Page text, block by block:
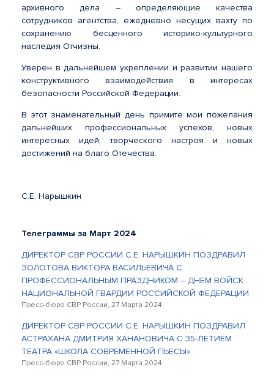
архивного дела – определяющие качества
сотрудников агентства, ежедневно несущих вахту по
сохранению бесценного историко-культурного
наследия Отчизны.
Уверен в дальнейшем укреплении и развитии нашего
конструктивного взаимодействия в интересах
безопасности Российской Федерации.
В этот знаменательный день примите мои пожелания
дальнейших профессиональных успехов, новых
интересных идей, творческого настроя и новых
достижений на благо Отечества.
С.Е. Нарышкин
Телеграммы за Март 2024
ДИРЕКТОР СВР РОССИИ С.Е. НАРЫШКИН ПОЗДРАВИЛ
ЗОЛОТОВА ВИКТОРА ВАСИЛЬЕВИЧА С
ПРОФЕССИОНАЛЬНЫМ ПРАЗДНИКОМ – ДНЕМ ВОЙСК
НАЦИОНАЛЬНОЙ ГВАРДИИ РОССИЙСКОЙ ФЕДЕРАЦИИ
Пресс-бюро СВР России, 27 Марта 2024
ДИРЕКТОР СВР РОССИИ С.Е. НАРЫШКИН ПОЗДРАВИЛ
АСТРАХАНА ДМИТРИЯ ХАНАНОВИЧА С 35-ЛЕТИЕМ
ТЕАТРА «ШКОЛА СОВРЕМЕННОЙ ПЬЕСЫ»
Пресс-бюро СВР России, 27 Марта 2024